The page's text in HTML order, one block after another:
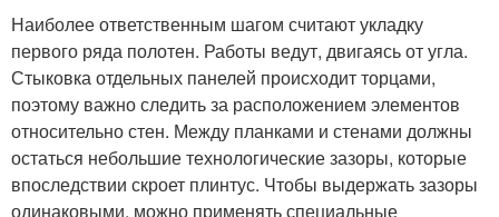
Наиболее ответственным шагом считают укладку
первого ряда полотен. Работы ведут, двигаясь от угла.
Стыковка отдельных панелей происходит торцами,
поэтому важно следить за расположением элементов
относительно стен. Между планками и стенами должны
остаться небольшие технологические зазоры, которые
впоследствии скроет плинтус. Чтобы выдержать зазоры
одинаковыми, можно применять специальные